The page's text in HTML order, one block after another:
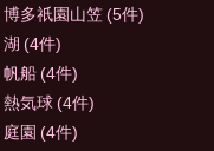
博多祇園山笠 (5件)
湖 (4件)
帆船 (4件)
熱気球 (4件)
庭園 (4件)